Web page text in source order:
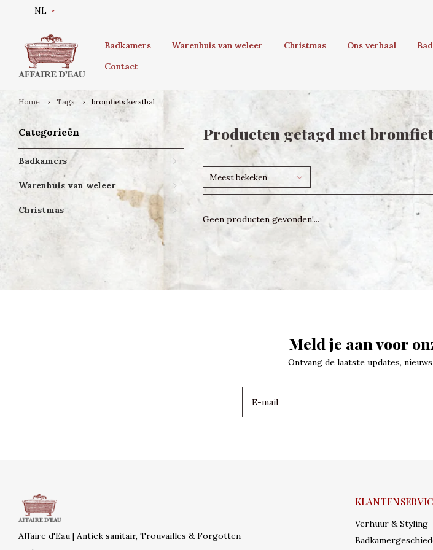
NL
Badkamers Warenhuis van weleer Christmas Ons verhaal
Contact
Home Tags bromfiets kerstbal
Categorieën
Badkamers
Warenhuis van weleer
Christmas
Producten getagd met
Meest bekeken
Geen producten gevonden!...
Meld je aan voor
Ontvang de laatste updates,
Affaire d'Eau | Antiek sanitair, Trouvailles & Forgotten
Verhuur & Styling